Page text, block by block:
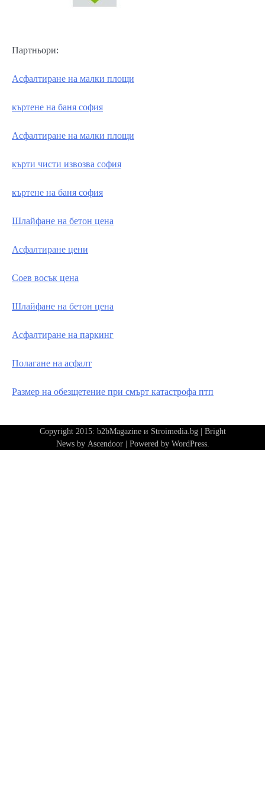
Партньори:
Асфалтиране на малки площи
къртене на баня софия
Асфалтиране на малки площи
кърти чисти извозва софия
къртене на баня софия
Шлайфане на бетон цена
Асфалтиране цени
Соев восък цена
Шлайфане на бетон цена
Асфалтиране на паркинг
Полагане на асфалт
Размер на обезщетение при смърт катастрофа птп
Copyright 2015: b2bMagazine и Stroimedia.bg | Bright
News by Ascendoor| Powered by WordPress.